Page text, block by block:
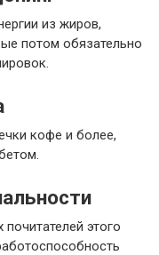
из жиров,
потом обязательно
кофе и более,
этого